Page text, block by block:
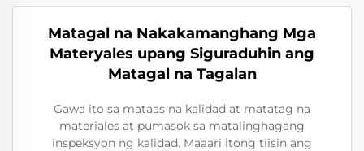
Matagal na Nakakamanghang Mga
Materyales upang Siguraduhin ang
Matagal na Tagalan
Gawa ito sa mataas na kalidad at matatag na
materiales at pumasok sa matalinghagang
inspeksyon ng kalidad. Maaari itong tiisin ang